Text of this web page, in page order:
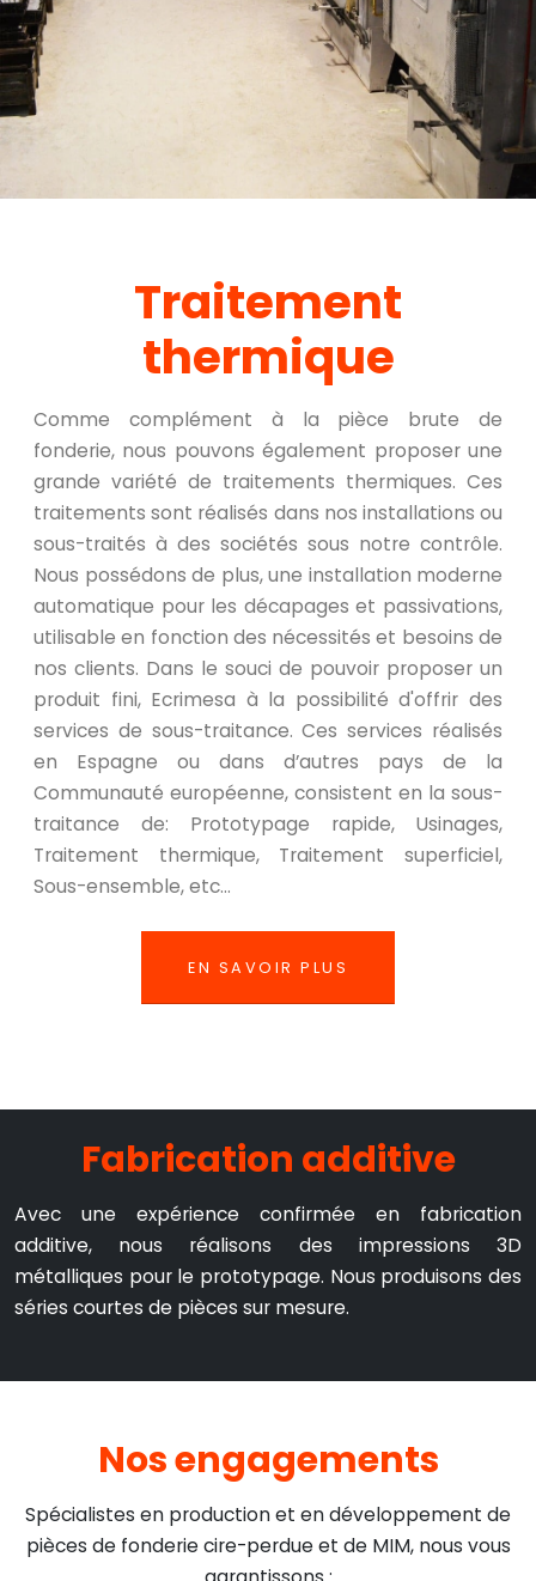
Traitement
thermique
Comme complément à la pièce brute de
fonderie, nous pouvons également proposer une
grande variété de traitements thermiques. Ces
traitements sont réalisés dans nos installations ou
sous-traités à des sociétés sous notre contrôle.
Nous possédons de plus, une installation moderne
automatique pour les décapages et passivations,
utilisable en fonction des nécessités et besoins de
nos clients. Dans le souci de pouvoir proposer un
produit fini, Ecrimesa à la possibilité d'offrir des
services de sous-traitance. Ces services réalisés
en Espagne ou dans d’autres pays de la
Communauté européenne, consistent en la sous-
traitance de: Prototypage rapide, Usinages,
Traitement thermique, Traitement superficiel,
Sous-ensemble, etc…
EN SAVOIR PLUS
Fabrication additive
Avec une expérience confirmée en fabrication
additive, nous réalisons des impressions 3D
métalliques pour le prototypage. Nous produisons des
séries courtes de pièces sur mesure.
Nos engagements
Spécialistes en production et en développement de
pièces de fonderie cire-perdue et de MIM, nous vous